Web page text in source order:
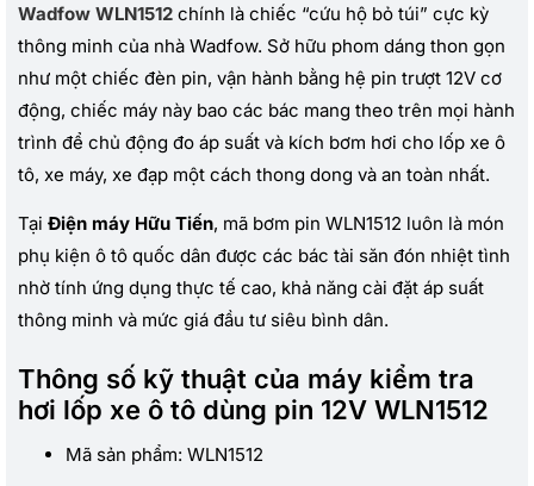
Wadfow WLN1512 chính là chiếc “cứu hộ bỏ túi” cực kỳ
thông minh của nhà Wadfow. Sở hữu phom dáng thon gọn
như một chiếc đèn pin, vận hành bằng hệ pin trượt 12V cơ
động, chiếc máy này bao các bác mang theo trên mọi hành
trình để chủ động đo áp suất và kích bơm hơi cho lốp xe ô
tô, xe máy, xe đạp một cách thong dong và an toàn nhất.
Tại Điện máy Hữu Tiến, mã bơm pin WLN1512 luôn là món
phụ kiện ô tô quốc dân được các bác tài săn đón nhiệt tình
nhờ tính ứng dụng thực tế cao, khả năng cài đặt áp suất
thông minh và mức giá đầu tư siêu bình dân.
Thông số kỹ thuật của máy kiểm tra
hơi lốp xe ô tô dùng pin 12V WLN1512
Mã sản phẩm: WLN1512